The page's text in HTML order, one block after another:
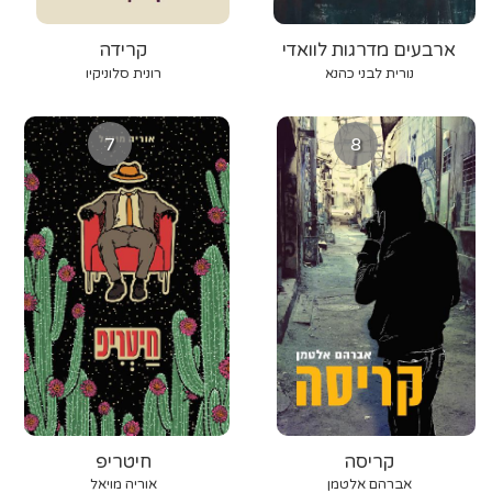
קרידה
רונית סלוניקיו
ארבעים מדרגות לוואדי
נורית לבני כהנא
7
חיטריפ
אוריה מויאל
8
קריסה
אברהם אלטמן